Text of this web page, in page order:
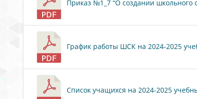
Приказ №1_7 “О создании школьного
График работы ШСК на 2024-2025
Список учащихся на 2024-2025